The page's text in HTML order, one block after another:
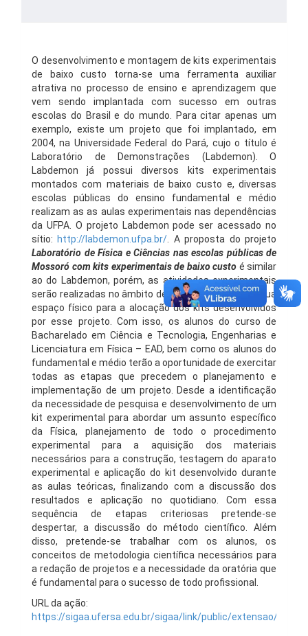
O desenvolvimento e montagem de kits experimentais
de baixo custo torna-se uma ferramenta auxiliar
atrativa no processo de ensino e aprendizagem que
vem sendo implantada com sucesso em outras
escolas do Brasil e do mundo. Para citar apenas um
exemplo, existe um projeto que foi implantado, em
2004, na Universidade Federal do Pará, cujo o título é
Laboratório de Demonstrações (Labdemon). O
Labdemon já possui diversos kits experimentais
montados com materiais de baixo custo e, diversas
escolas públicas do ensino fundamental e médio
realizam as as aulas experimentais nas dependências
da UFPA. O projeto Labdemon pode ser acessado no
sítio: http://labdemon.ufpa.br/ . A proposta do projeto
Laboratório de Física e Ciências nas escolas públicas de
Mossoró com kits experimentais de baixo custo é similar
ao do Labdemon, porém, as atividades experimentais
serão realizadas no âmbito de uma escola que possua
espaço físico para a alocação dos kits desenvolvidos
por esse projeto. Com isso, os alunos do curso de
Bacharelado em Ciência e Tecnologia, Engenharias e
Licenciatura em Física – EAD, bem como os alunos do
fundamental e médio terão a oportunidade de exercitar
todas as etapas que precedem o planejamento e
implementação de um projeto. Desde a identiﬁcação
da necessidade de pesquisa e desenvolvimento de um
kit experimental para abordar um assunto especíﬁco
da Física, planejamento de todo o procedimento
experimental para a aquisição dos materiais
necessários para a construção, testagem do aparato
experimental e aplicação do kit desenvolvido durante
as aulas teóricas, ﬁnalizando com a discussão dos
resultados e aplicação no quotidiano. Com essa
sequência de etapas criteriosas pretende-se
despertar, a discussão do método cientíﬁco. Além
disso, pretende-se trabalhar com os alunos, os
conceitos de metodologia cientíﬁca necessários para
a redação de projetos e a necessidade da oratória que
é fundamental para o sucesso de todo proﬁssional.
URL da ação:
https://sigaa.ufersa.edu.br/sigaa/link/public/extensao/